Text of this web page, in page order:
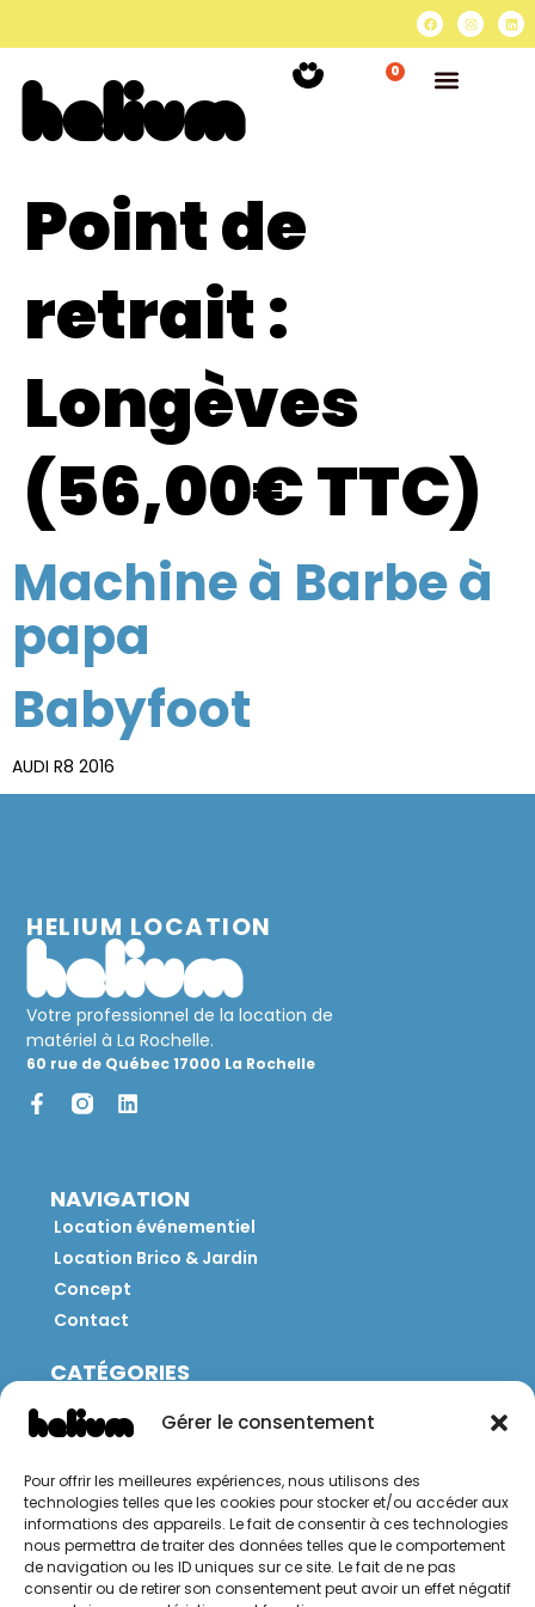
Gérer le consentement
Pour offrir les meilleures expériences, nous utilisons des
technologies telles que les cookies pour stocker et/ou accéder aux
informations des appareils. Le fait de consentir à ces technologies
nous permettra de traiter des données telles que le comportement
de navigation ou les ID uniques sur ce site. Le fait de ne pas
consentir ou de retirer son consentement peut avoir un effet négatif
0
Point de
retrait :
Longèves
(56,00€ TTC)
Machine à Barbe à
papa
Babyfoot
AUDI R8 2016
HELIUM LOCATION
Votre professionnel de la location de
matériel à La Rochelle.
60 rue de Québec 17000 La Rochelle
NAVIGATION
Location événementiel
Location Brico & Jardin
Concept
Contact
CATÉGORIES
Mobilier
Brico
Jardin
CONTACT